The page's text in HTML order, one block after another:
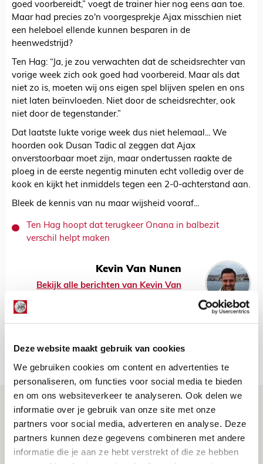
Deze website maakt gebruik van cookies
We gebruiken cookies om content en advertenties te
personaliseren, om functies voor social media te bieden
en om ons websiteverkeer te analyseren. Ook delen we
informatie over je gebruik van onze site met onze
partners voor social media, adverteren en analyse. Deze
partners kunnen deze gegevens combineren met andere
informatie die je aan ze hebt verstrekt of die ze hebben
goed voorbereidt,” voegt de trainer hier nog eens aan toe.
Maar had precies zo'n voorgesprekje Ajax misschien niet
een heleboel ellende kunnen besparen in de
heenwedstrijd?
Ten Hag: “Ja, je zou verwachten dat de scheidsrechter van
vorige week zich ook goed had voorbereid. Maar als dat
niet zo is, moeten wij ons eigen spel blijven spelen en ons
niet laten beïnvloeden. Niet door de scheidsrechter, ook
niet door de tegenstander.”
Dat laatste lukte vorige week dus niet helemaal... We
hoorden ook Dusan Tadic al zeggen dat Ajax
onverstoorbaar moet zijn, maar ondertussen raakte de
ploeg in de eerste negentig minuten echt volledig over de
kook en kijkt het inmiddels tegen een 2-0-achterstand aan.
Bleek de kennis van nu maar wijsheid vooraf...
Ten Hag hoopt dat terugkeer Onana in balbezit
verschil helpt maken
Kevin Van Nunen
Bekijk alle berichten van Kevin Van
Volop enthousiasme in fotoverslag van
Europees treffen met Shelbourne
07 AUGUSTUS 2026 - 09:00
FOTOVERSLAG